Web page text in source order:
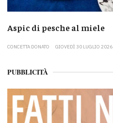
Aspic di pesche al miele
CONCETTA DONATO GIOVEDÌ 30 LUGLIO 2026
PUBBLICITÀ